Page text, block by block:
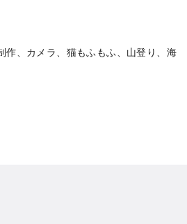
、カメラ、猫もふもふ、山登り、海